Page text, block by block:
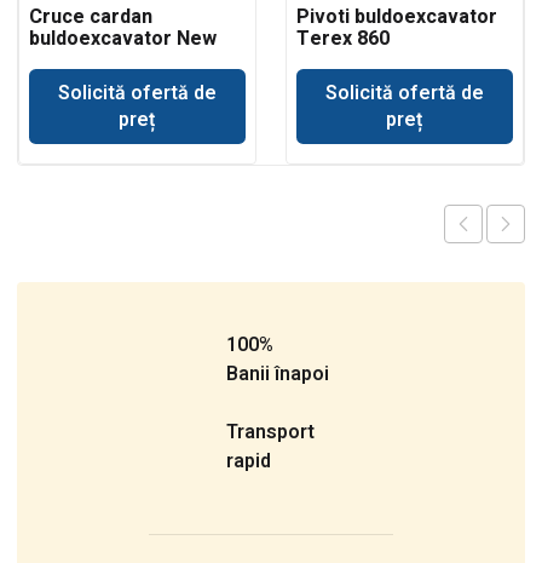
Cruce cardan
buldoexcavator New
Solicită ofertă de
preț
Pivoti buldoexcavator
Terex 860
Solicită ofertă de
preț
100%
Banii înapoi
Transport
rapid